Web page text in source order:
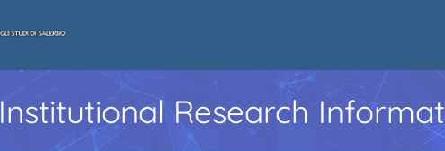
Institutional Research